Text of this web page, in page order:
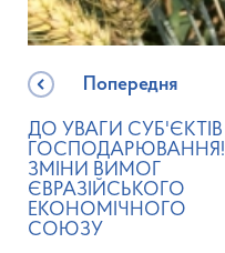
Попередня
ДО УВАГИ СУБ'ЄКТІВ
ГОСПОДАРЮВАННЯ!
ЗМІНИ ВИМОГ
ЄВРАЗІЙСЬКОГО
ЕКОНОМІЧНОГО
СОЮЗУ